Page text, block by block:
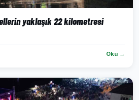
yaklaşık 22 kilometresi
Oku →